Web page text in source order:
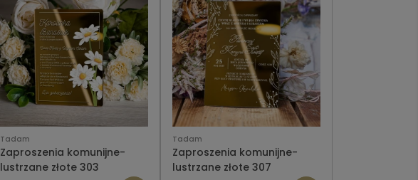
Tadam
Zaproszenia komunijne-
lustrzane złote 303
Tadam
Zaproszenia komunijne-
lustrzane złote 307